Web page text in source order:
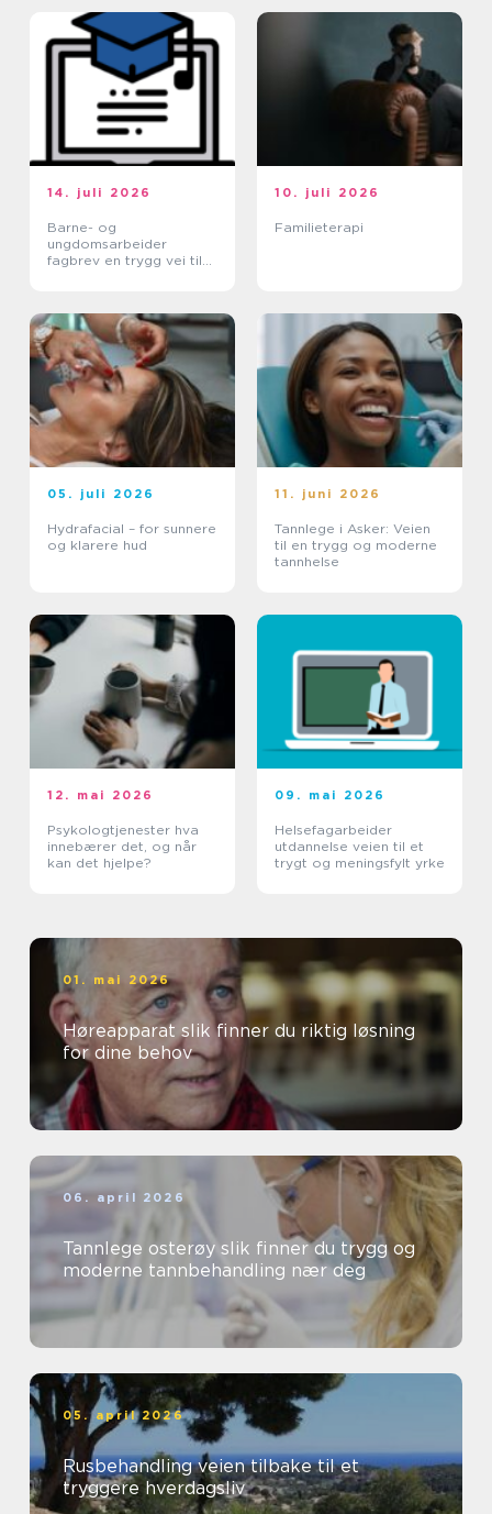
14. juli 2026
Barne- og
ungdomsarbeider
fagbrev en trygg vei til
10. juli 2026
Familieterapi
05. juli 2026
Hydrafacial – for sunnere
og klarere hud
11. juni 2026
Tannlege i Asker: Veien
til en trygg og moderne
tannhelse
12. mai 2026
Psykologtjenester hva
innebærer det, og når
kan det hjelpe?
09. mai 2026
Helsefagarbeider
utdannelse veien til et
trygt og meningsfylt yrke
01. mai 2026
Høreapparat slik finner du riktig løsning
for dine behov
06. april 2026
Tannlege osterøy slik finner du trygg og
moderne tannbehandling nær deg
05. april 2026
Rusbehandling veien tilbake til et
tryggere hverdagsliv